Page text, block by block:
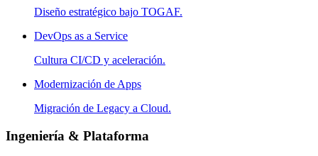
Diseño estratégico bajo TOGAF.
DevOps as a Service
Cultura CI/CD y aceleración.
Modernización de Apps
Migración de Legacy a Cloud.
Ingeniería & Plataforma